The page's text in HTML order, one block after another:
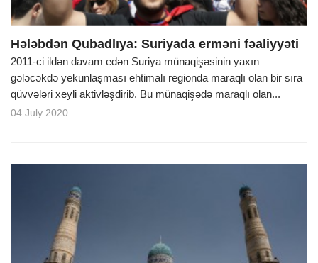
Hələbdən Qubadlıya: Suriyada erməni fəaliyyəti
2011-ci ildən davam edən Suriya münaqişəsinin yaxın
gələcəkdə yekunlaşması ehtimalı regionda maraqlı olan bir sıra
qüvvələri xeyli aktivləşdirib. Bu münaqişədə maraqlı olan...
04 July 2020